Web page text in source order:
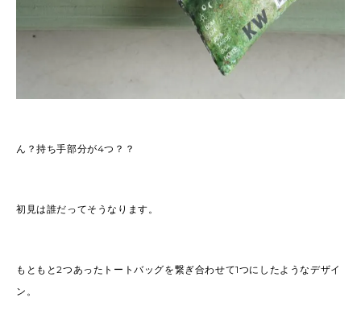
ん？持ち手部分が4つ？？
初見は誰だってそうなります。
もともと2つあったトートバッグを繋ぎ合わせて1つにしたようなデザイ
ン。